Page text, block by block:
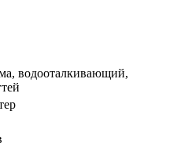
водооталкивающий,